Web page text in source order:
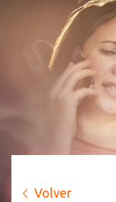
Volver